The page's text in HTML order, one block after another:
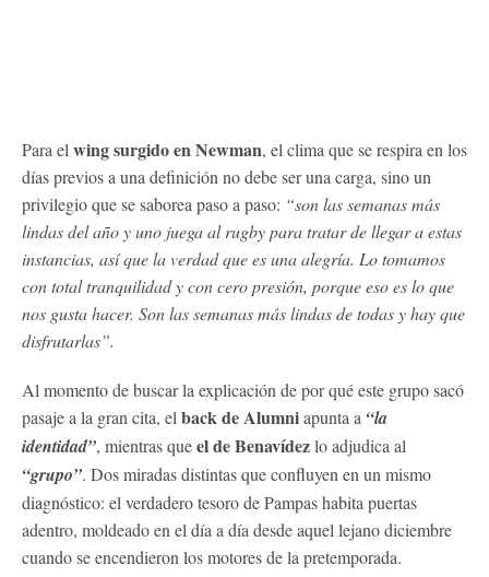
Para el wing surgido en Newman, el clima que se respira en los
días previos a una definición no debe ser una carga, sino un
privilegio que se saborea paso a paso: “son las semanas más
lindas del año y uno juega al rugby para tratar de llegar a estas
instancias, así que la verdad que es una alegría. Lo tomamos
con total tranquilidad y con cero presión, porque eso es lo que
nos gusta hacer. Son las semanas más lindas de todas y hay que
disfrutarlas”.
Al momento de buscar la explicación de por qué este grupo sacó
pasaje a la gran cita, el back de Alumniapunta a “la
identidad”, mientras queel de Benavídezlo adjudica al
“grupo”. Dos miradas distintas que confluyen en un mismo
diagnóstico: el verdadero tesoro de Pampas habita puertas
adentro, moldeado en el día a día desde aquel lejano diciembre
cuando se encendieron los motores de la pretemporada.